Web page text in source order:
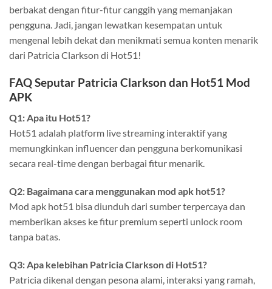
berbakat dengan fitur-fitur canggih yang memanjakan
pengguna. Jadi, jangan lewatkan kesempatan untuk
mengenal lebih dekat dan menikmati semua konten menarik
dari Patricia Clarkson di Hot51!
FAQ Seputar Patricia Clarkson dan Hot51 Mod
APK
Q1: Apa itu Hot51?
Hot51 adalah platform live streaming interaktif yang
memungkinkan influencer dan pengguna berkomunikasi
secara real-time dengan berbagai fitur menarik.
Q2: Bagaimana cara menggunakan mod apk hot51?
Mod apk hot51 bisa diunduh dari sumber terpercaya dan
memberikan akses ke fitur premium seperti unlock room
tanpa batas.
Q3: Apa kelebihan Patricia Clarkson di Hot51?
Patricia dikenal dengan pesona alami, interaksi yang ramah,